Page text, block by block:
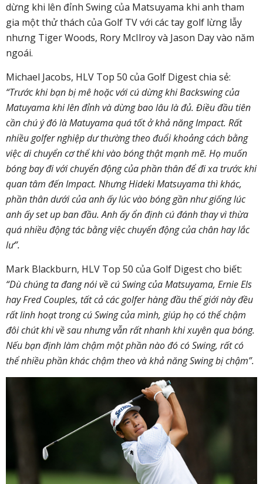
dừng khi lên đỉnh Swing của Matsuyama khi anh tham
gia một thử thách của Golf TV với các tay golf lừng lẫy
nhưng Tiger Woods, Rory McIlroy và Jason Day vào năm
ngoái.
Michael Jacobs, HLV Top 50 của Golf Digest chia sẻ:
“Trước khi bạn bị mê hoặc với cú dừng khi Backswing của
Matuyama khi lên đỉnh và dừng bao lâu là đủ. Điều đầu tiên
cần chú ý đó là Matuyama quá tốt ở khả năng Impact. Rất
nhiều golfer nghiệp dư thường theo đuổi khoảng cách bằng
việc di chuyển cơ thể khi vào bóng thật mạnh mẽ. Họ muốn
bóng bay đi với chuyển động của phần thân để đi xa trước khi
quan tâm đến Impact. Nhưng Hideki Matsuyama thì khác,
phần thân dưới của anh ấy lúc vào bóng gần như giống lúc
anh ấy set up ban đầu. Anh ấy ổn định cú đánh thay vì thừa
quá nhiều động tác bằng việc chuyển động của chân hay lắc
lư”.
Mark Blackburn, HLV Top 50 của Golf Digest cho biết:
“Dù chúng ta đang nói về cú Swing của Matsuyama, Ernie Els
hay Fred Couples, tất cả các golfer hàng đầu thế giới này đều
rất linh hoạt trong cú Swing của mình, giúp họ có thể chậm
đôi chút khi về sau nhưng vẫn rất nhanh khi xuyên qua bóng.
Nếu bạn định làm chậm một phần nào đó có Swing, rất có
thể nhiều phần khác chậm theo và khả năng Swing bị chậm”.